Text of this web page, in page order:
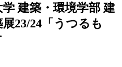
建築・環境学部 建
23/24「うつるも